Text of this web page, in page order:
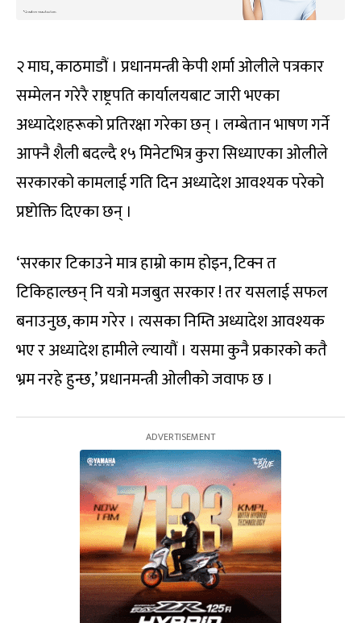
२ माघ, काठमाडौं । प्रधानमन्त्री केपी शर्मा ओलीले पत्रकार
सम्मेलन गरेरै राष्ट्रपति कार्यालयबाट जारी भएका
अध्यादेशहरूको प्रतिरक्षा गरेका छन् । लम्बेतान भाषण गर्ने
आफ्नै शैली बदल्दै १५ मिनेटभित्र कुरा सिध्याएका ओलीले
सरकारको कामलाई गति दिन अध्यादेश आवश्यक परेको
प्रष्टोक्ति दिएका छन् ।
‘सरकार टिकाउने मात्र हाम्रो काम होइन, टिक्न त
टिकिहाल्छन् नि यत्रो मजबुत सरकार ! तर यसलाई सफल
बनाउनुछ, काम गरेर । त्यसका निम्ति अध्यादेश आवश्यक
भए र अध्यादेश हामीले ल्यायौं । यसमा कुनै प्रकारको कतै
भ्रम नरहे हुन्छ,’ प्रधानमन्त्री ओलीको जवाफ छ ।